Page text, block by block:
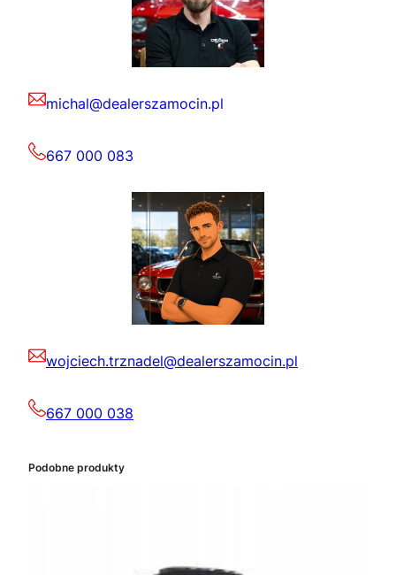
michal@dealerszamocin.pl
667 000 083
wojciech.trznadel@dealerszamocin.pl
667 000 038
Podobne produkty